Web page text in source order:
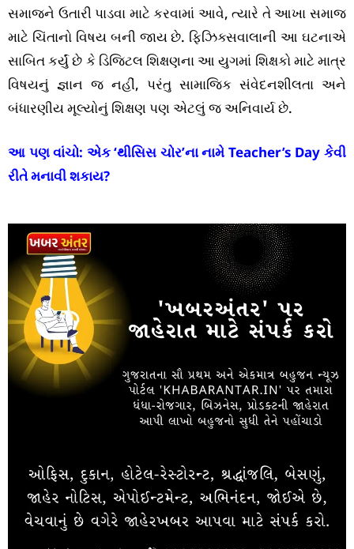
સમાજને ઉતારી પાડવા માટે કરવામાં આવે, ત્યારે તે આખા સમાજ
માટે ચિંતાનો વિષય બની જાય છે. ફિઝિક્સવાલાની આ ઘટનાએ
સાબિત કર્યું છે કે ડિજિટલ શિક્ષણના આ યુગમાં શિક્ષકો માટે માત્ર
વિષયનું જ્ઞાન જ નહીં, પરંતુ સામાજિક સંવેદનશીલતા અને
બંધારણીય મૂલ્યોનું શિક્ષણ પણ એટલું જ અનિવાર્ય છે.
આ પણ વાંચો: એક ‘થીસિસ ચોર’ના નામે Teacher’s Day કેવી
રીતે મનાવી શકાય?